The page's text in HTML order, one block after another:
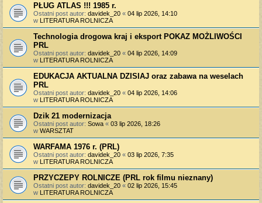
PŁUG ATLAS !!! 1985 r.
Ostatni post autor: davidek_20 « 04 lip 2026, 14:10
w LITERATURA ROLNICZA
Technologia drogowa kraj i eksport POKAZ MOŻLIWOŚCI
PRL
Ostatni post autor: davidek_20 « 04 lip 2026, 14:09
w LITERATURA ROLNICZA
EDUKACJA AKTUALNA DZISIAJ oraz zabawa na weselach
PRL
Ostatni post autor: davidek_20 « 04 lip 2026, 14:06
w LITERATURA ROLNICZA
Dzik 21 modernizacja
Ostatni post autor: Sowa « 03 lip 2026, 18:26
w WARSZTAT
WARFAMA 1976 r. (PRL)
Ostatni post autor: davidek_20 « 03 lip 2026, 7:35
w LITERATURA ROLNICZA
PRZYCZEPY ROLNICZE (PRL rok filmu nieznany)
Ostatni post autor: davidek_20 « 02 lip 2026, 15:45
w LITERATURA ROLNICZA